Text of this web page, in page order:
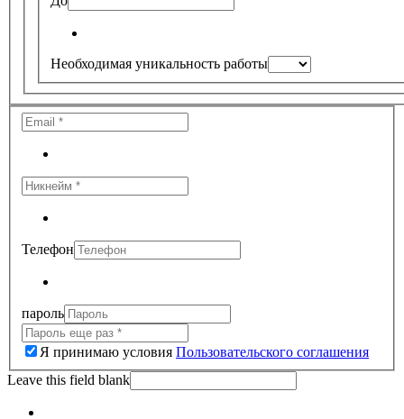
Необходимая уникальность работы
Телефон
пароль
Я принимаю условия Пользовательского соглашения
Leave this field blank